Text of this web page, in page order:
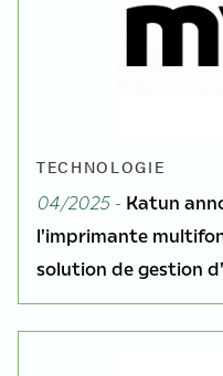
TECHNOLOGIE
04/2025 - Katun
l'imprimante
solution de gestion